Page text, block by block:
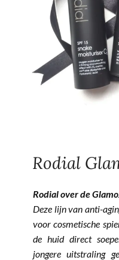
Rodial
Rodial over de
Deze lijn van anti-
voor cosmetische
de huid direct
jongere uitstraling